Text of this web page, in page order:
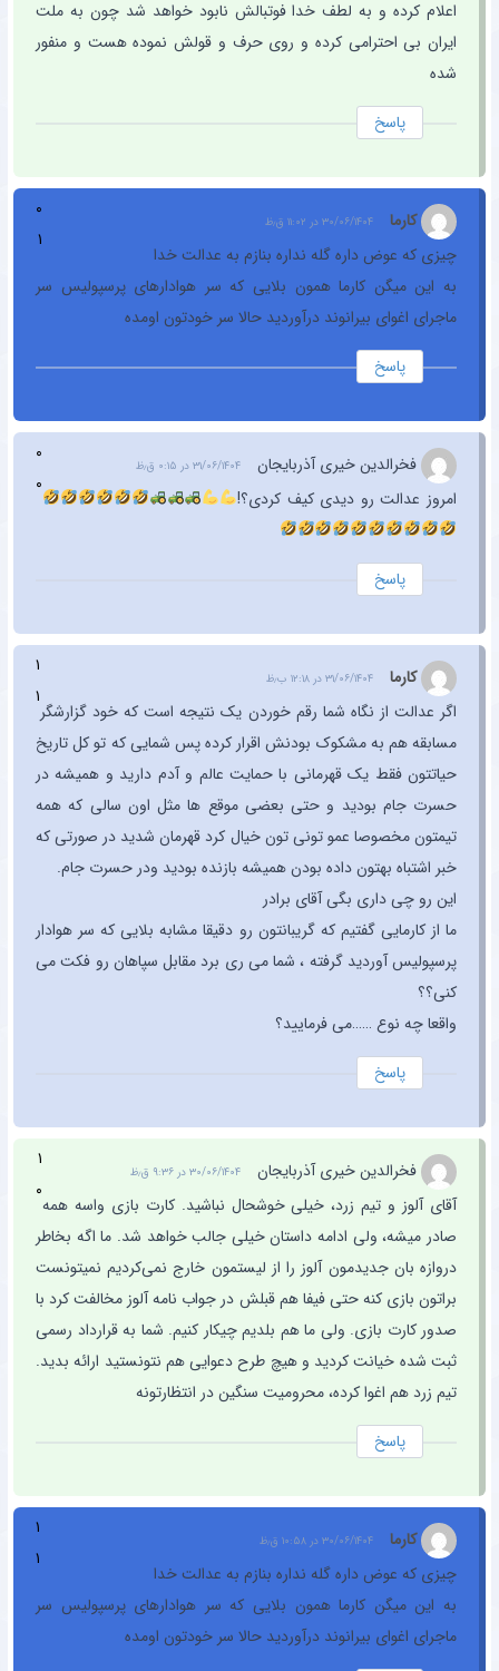
اعلام کرده و به لطف خدا فوتبالش نابود خواهد شد چون به ملت
ایران بی احترامی کرده و روی حرف و قولش نموده هست و منفور
شده
پاسخ
کارما ۳۰/۰۶/۱۴۰۴ در ۱۱:۰۲ ق٫ظ
۰
۱
چیزی که عوض داره گله نداره بنازم به عدالت خدا
به این میگن کارما همون بلایی که سر هوادارهای پرسپولیس سر
ماجرای اغوای بیرانوند درآوردید حالا سر خودتون اومده
پاسخ
فخرالدین خیری آذربایجان ۳۱/۰۶/۱۴۰۴ در ۰:۱۵ ق٫ظ
۰
۰
امروز عدالت رو دیدی کیف کردی؟!
پاسخ
کارما ۳۱/۰۶/۱۴۰۴ در ۱۲:۱۸ ب٫ظ
۱
۱
اگر عدالت از نگاه شما رقم خوردن یک نتیجه است که خود گزارشگر
مسابقه هم به مشکوک بودنش اقرار کرده پس شمایی که تو کل تاریخ
حیاتتون فقط یک قهرمانی با حمایت عالم و آدم دارید و همیشه در
حسرت جام بودید و حتی بعضی موقع ها مثل اون سالی که همه
تیمتون مخصوصا عمو تونی تون خیال کرد قهرمان شدید در صورتی که
خبر اشتباه بهتون داده بودن همیشه بازنده بودید ودر حسرت جام.
این رو چی داری بگی آقای برادر
ما از کارمایی گفتیم که گریبانتون رو دقیقا مشابه بلایی که سر هوادار
پرسپولیس آوردید گرفته ، شما می ری برد مقابل سپاهان رو فکت می
کنی؟؟
واقعا چه نوع ……می فرمایید؟
پاسخ
فخرالدین خیری آذربایجان ۳۰/۰۶/۱۴۰۴ در ۹:۳۶ ق٫ظ
۱
۰
آقای آلوز و تیم زرد، خیلی خوشحال نباشید. کارت بازی واسه همه
صادر میشه، ولی ادامه داستان خیلی جالب خواهد شد. ما اگه بخاطر
دروازه بان جدیدمون آلوز را از لیستمون خارج نمی‌کردیم نمیتونست
براتون بازی کنه حتی فیفا هم قبلش در جواب نامه آلوز مخالفت کرد با
صدور کارت بازی. ولی ما هم بلدیم چیکار کنیم. شما به قرارداد رسمی
ثبت شده خیانت کردید و هیچ طرح دعوایی هم نتونستید ارائه بدید.
تیم زرد هم اغوا کرده، محرومیت سنگین در انتظارتونه
پاسخ
کارما ۳۰/۰۶/۱۴۰۴ در ۱۰:۵۸ ق٫ظ
۱
۱
چیزی که عوض داره گله نداره بنازم به عدالت خدا
به این میگن کارما همون بلایی که سر هوادارهای پرسپولیس سر
ماجرای اغوای بیرانوند درآوردید حالا سر خودتون اومده